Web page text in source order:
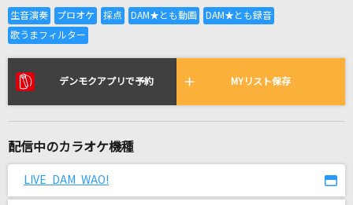
リアルタイムで歌われている曲の一覧
フラワー
Anna
Geminids
デンモクアプリで予約 MYリスト保存
配信中のカラオケ機種
LIVE DAM WAO!